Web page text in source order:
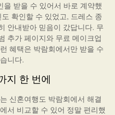
받을 수 있어서 바로 계약했
확인할 수 있었고, 드레스 종
안내받아 믿음이 갔답니다. 무
추가 페이지와 무료 메이크업
혜택은 박람회에서만 받을 수
니다.
지 한 번에
신혼여행도 박람회에서 해결
서 비교할 수 있어 정말 편리했